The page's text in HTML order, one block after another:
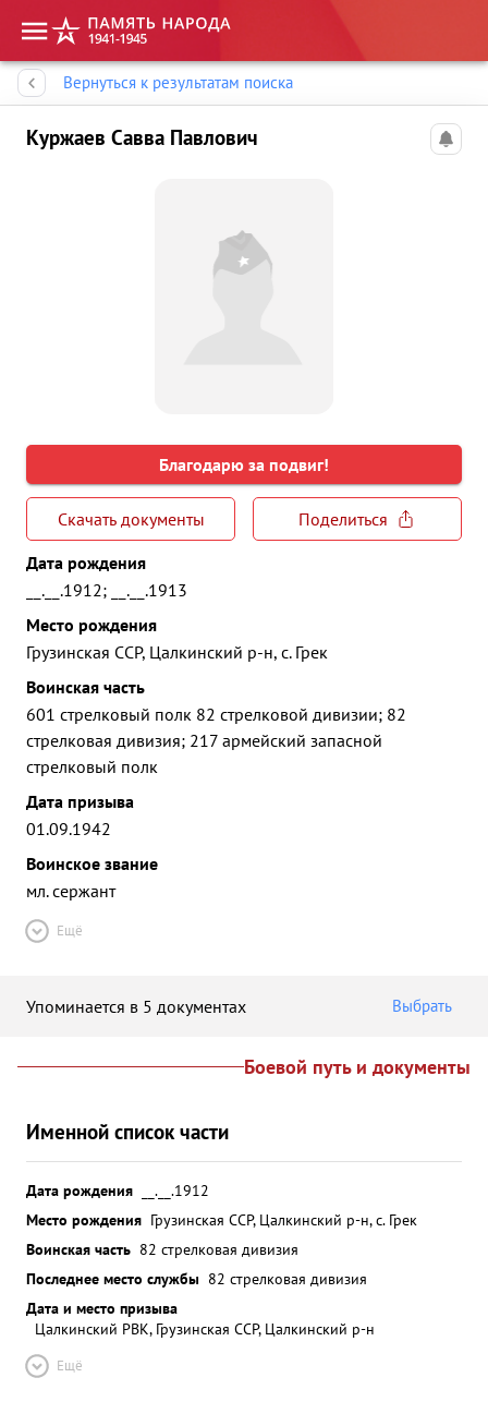
Вернуться к результатам поиска
Куржаев Савва Павлович
Благодарю за подвиг!
Скачать документы
Поделиться
Дата рождения
__.__.1912; __.__.1913
Место рождения
Грузинская ССР, Цалкинский р-н, с. Грек
Воинская часть
601 стрелковый полк 82 стрелковой дивизии; 82
стрелковая дивизия; 217 армейский запасной
стрелковый полк
Дата призыва
01.09.1942
Воинское звание
мл. сержант
Ещё
Упоминается в 5 документах Выбрать
Боевой путь и документы
Именной список части
Дата рождения
__.__.1912
Место рождения Грузинская ССР, Цалкинский р-н, с. Грек
Воинская часть 82 стрелковая дивизия
Последнее место службы 82 стрелковая дивизия
Дата и место призыва
Цалкинский РВК, Грузинская ССР, Цалкинский р-н
Ещё
Память народа